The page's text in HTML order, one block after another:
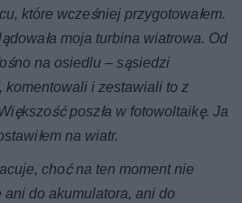
które wcześniej przygotowałem.
moja turbina wiatrowa. Od
na osiedlu – sąsiedzi
i zestawiali to z
poszła w fotowoltaikę. Ja
na wiatr.
choć na ten moment nie
ani do akumulatora, ani do